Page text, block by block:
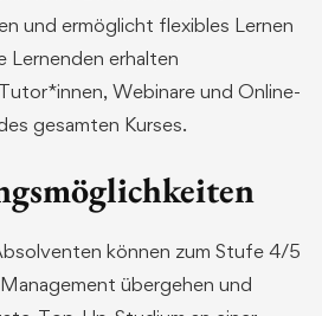
und ermöglicht flexibles Lernen
Lernenden erhalten
Webinare und Online-
gesamten Kurses.
können zum Stufe 4/5
übergehen und